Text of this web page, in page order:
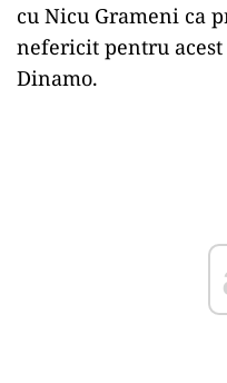
cu Nicu Grameni ca
nefericit pentru
Dinamo.